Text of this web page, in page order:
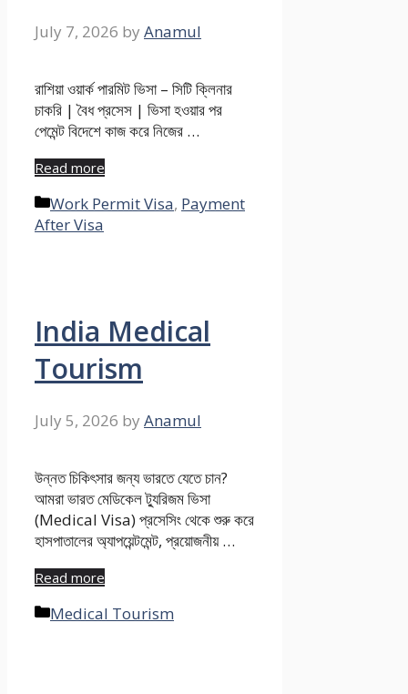
July 7, 2026 by Anamul
রাশিয়া ওয়ার্ক পারমিট ভিসা – সিটি ক্লিনার
চাকরি | বৈধ প্রসেস | ভিসা হওয়ার পর
পেমেন্ট বিদেশে কাজ করে নিজের …
Read more
Categories
Work Permit Visa, Payment
After Visa
India Medical
Tourism
July 5, 2026 by Anamul
উন্নত চিকিৎসার জন্য ভারতে যেতে চান?
আমরা ভারত মেডিকেল ট্যুরিজম ভিসা
(Medical Visa) প্রসেসিং থেকে শুরু করে
হাসপাতালের অ্যাপয়েন্টমেন্ট, প্রয়োজনীয় …
Read more
Categories
Medical Tourism